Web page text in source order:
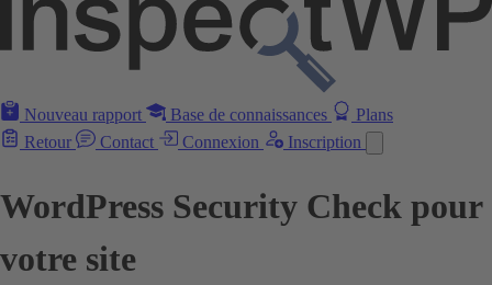
Nouveau rapport Base de connaissances
Plans
Retour
Contact Connexion Inscription
WordPress Security Check pour
votre site